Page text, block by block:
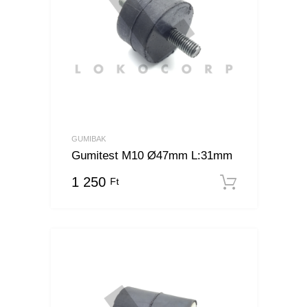
GUMIBAK
Gumitest M10 Ø47mm L:31mm
1 250 Ft